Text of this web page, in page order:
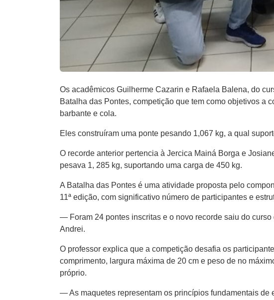
Os acadêmicos Guilherme Cazarin e Rafaela Balena, do
Batalha das Pontes, competição que tem como objetivos a
barbante e cola.
Eles construíram uma ponte pesando 1,067 kg, a qual
O recorde anterior pertencia à Jercica Mainá Borga e
pesava 1, 285 kg, suportando uma carga de 450 kg.
A Batalha das Pontes é uma atividade proposta pelo
11ª edição, com significativo número de participantes e
— Foram 24 pontes inscritas e o novo recorde saiu do
Andrei.
O professor explica que a competição desafia os
comprimento, largura máxima de 20 cm e peso de no
próprio.
— As maquetes representam os princípios fundamentais